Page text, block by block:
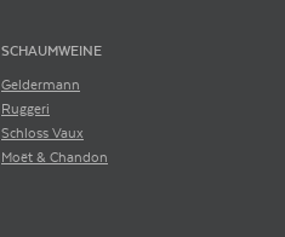
SCHAUMWEINE
Geldermann
Ruggeri
Schloss Vaux
Moët & Chandon